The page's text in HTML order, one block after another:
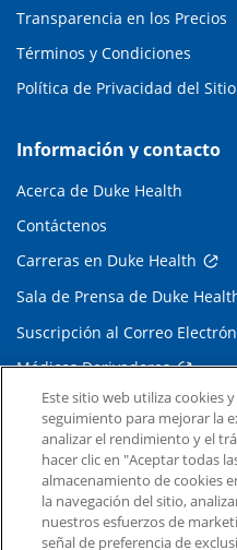
Transparencia en los Precios
Términos y Condiciones
Política de Privacidad del
Información y contacto
Acerca de Duke Health
Contáctenos
Carreras en Duke Health
Sala de Prensa de Duke
Suscripción al Correo
Médicos Derivadores
Enlaces relacionados
Duke Cancer Institute
Duke Children's
Duke School of Medicine
Este sitio web utiliza cookies
seguimiento para mejorar la
analizar el rendimiento y el
hacer clic en "Aceptar todas
almacenamiento de cookies
la navegación del sitio,
nuestros esfuerzos de
señal de preferencia de